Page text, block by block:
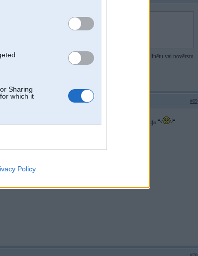
Sharing
which it
Policy
jo peļņa no soda naudām paredzama liela.
Respektīvi, citās valstīs fotoradarus uzstāda lai daļēji disciplinētu vai novērstu
#69
ne uz vienu kasti nebreca, hvz varbut tuksas visas tas kastes bija